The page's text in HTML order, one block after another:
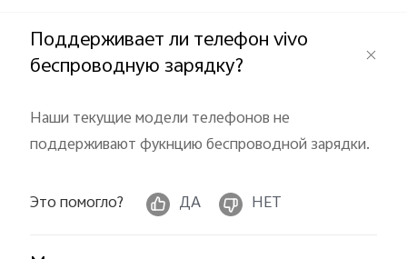
Поддерживает ли телефон vivo
беспроводную зарядку?
Наши текущие модели телефонов не
поддерживают фукнцию беспроводной зарядки.
Это помогло? ДА НЕТ